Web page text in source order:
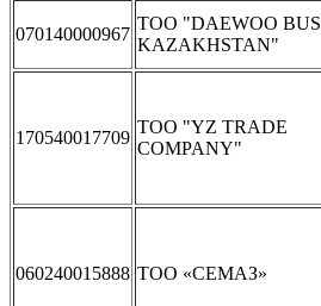
070140000967
ТОО "DAEWOO BUS
KAZAKHSTAN"
170540017709
ТОО "YZ TRADE
COMPANY"
060240015888 ТОО «СЕМАЗ»